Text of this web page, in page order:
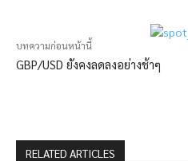
บทความก่อนหน้านี้
GBP/USD ยังคงลดลงอย่างช้าๆ
RELATED ARTICLES